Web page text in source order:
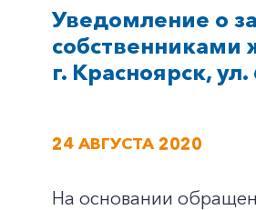
Уведомление о
г. Красноярск,
24 АВГУСТА 2020
На основании